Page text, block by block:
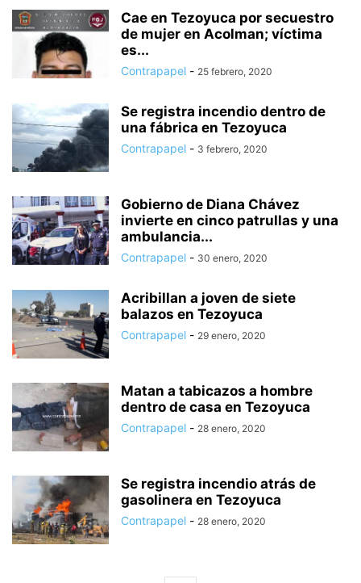
Cae en Tezoyuca por secuestro
de mujer en Acolman; víctima
es...
Contrapapel - 25 febrero, 2020
Se registra incendio dentro de
una fábrica en Tezoyuca
Contrapapel - 3 febrero, 2020
Gobierno de Diana Chávez
invierte en cinco patrullas y una
ambulancia...
Contrapapel - 30 enero, 2020
Acribillan a joven de siete
balazos en Tezoyuca
Contrapapel - 29 enero, 2020
Matan a tabicazos a hombre
dentro de casa en Tezoyuca
Contrapapel - 28 enero, 2020
Se registra incendio atrás de
gasolinera en Tezoyuca
Contrapapel - 28 enero, 2020